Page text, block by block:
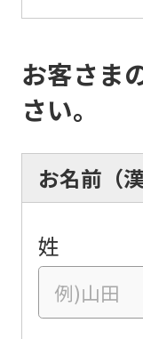
お客さま
さい。
お名前（漢
姓